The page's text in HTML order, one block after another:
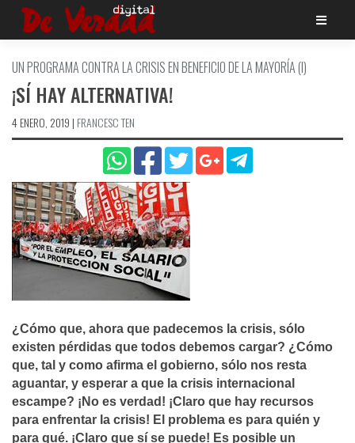
Saltar
UN PROGRAMA CONTRA LA CRISIS EN BENEFICIO DE LA MAYORÍ­A (I)
¡SÍ­ HAY ALTERNATIVA!
4 ENERO, 2019 | FRANCESC TEN
¿Cómo que, ahora que padecemos la crisis, sólo
existen pérdidas que todos debemos cargar? ¿Cómo
que, tal y como afirma el gobierno, sólo nos resta
aguantar, y esperar a que la crisis internacional
escampe? ¡No es verdad! ¡Claro que hay recursos
para enfrentar la crisis! El problema es para quién y
para qué. ¡Claro que sí­ se puede! Es posible un